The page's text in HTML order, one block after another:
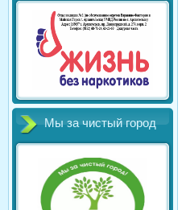
Мы за чистый город